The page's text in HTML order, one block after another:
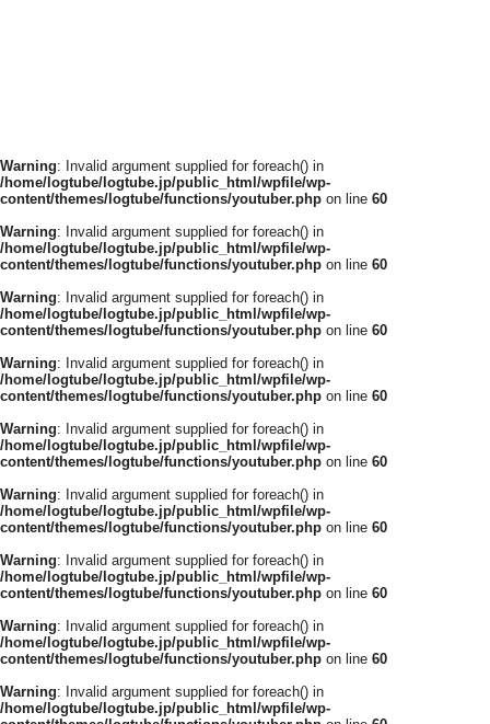
Warning: Invalid argument supplied for foreach() in
/home/logtube/logtube.jp/public_html/wpfile/wp-
content/themes/logtube/functions/youtuber.php on line 60
Warning: Invalid argument supplied for foreach() in
/home/logtube/logtube.jp/public_html/wpfile/wp-
content/themes/logtube/functions/youtuber.php on line 60
Warning: Invalid argument supplied for foreach() in
/home/logtube/logtube.jp/public_html/wpfile/wp-
content/themes/logtube/functions/youtuber.php on line 60
Warning: Invalid argument supplied for foreach() in
/home/logtube/logtube.jp/public_html/wpfile/wp-
content/themes/logtube/functions/youtuber.php on line 60
Warning: Invalid argument supplied for foreach() in
/home/logtube/logtube.jp/public_html/wpfile/wp-
content/themes/logtube/functions/youtuber.php on line 60
Warning: Invalid argument supplied for foreach() in
/home/logtube/logtube.jp/public_html/wpfile/wp-
content/themes/logtube/functions/youtuber.php on line 60
Warning: Invalid argument supplied for foreach() in
/home/logtube/logtube.jp/public_html/wpfile/wp-
content/themes/logtube/functions/youtuber.php on line 60
Warning: Invalid argument supplied for foreach() in
/home/logtube/logtube.jp/public_html/wpfile/wp-
content/themes/logtube/functions/youtuber.php on line 60
Warning: Invalid argument supplied for foreach() in
/home/logtube/logtube.jp/public_html/wpfile/wp-